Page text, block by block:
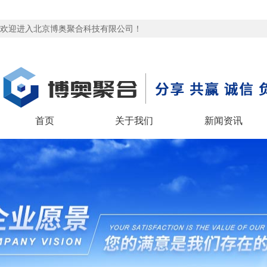
欢迎进入北京博奥聚合科技有限公司！
首页 关于我们 新闻资讯